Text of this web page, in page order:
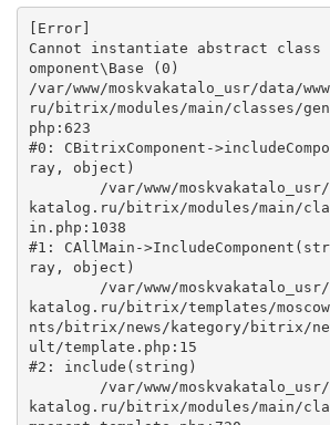
[Error]
Cannot instantiate abstract
omponent\Base (0)
/var/www/moskvakatalo_usr/data/
ru/bitrix/modules/main/classes/
php:623
#0: CBitrixComponent-
ray, object)
katalog.ru/bitrix/modules/main/
in.php:1038
#1: CAllMain-
ray, object)
katalog.ru/bitrix/templates/
nts/bitrix/news/kategory/bitrix/
ult/template.php:15
#2: include(string)
katalog.ru/bitrix/modules/main/